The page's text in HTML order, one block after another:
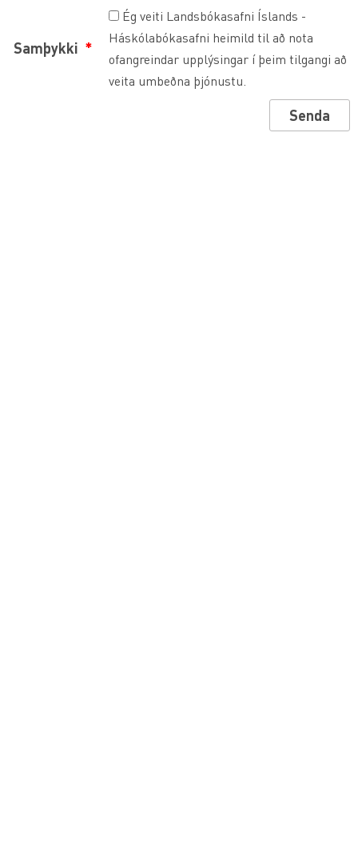
Samþykki
Ég veiti Landsbókasafni Íslands -
Háskólabókasafni heimild til að nota
ofangreindar upplýsingar í þeim tilgangi að
veita umbeðna þjónustu.
Senda